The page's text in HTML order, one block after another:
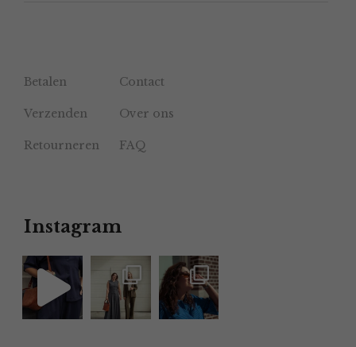
Betalen Contact
Verzenden Over ons
Retourneren FAQ
Instagram